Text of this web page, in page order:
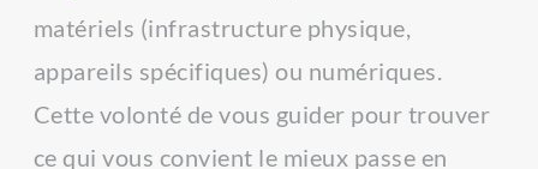
prix avantageux, ajusté selon les besoins.
En travaillant avec les trois opérateurs
majeurs français (Bouygues, Orange et
matériels (infrastructure physique,
appareils spécifiques) ou numériques.
Cette volonté de vous guider pour trouver
ce qui vous convient le mieux passe en